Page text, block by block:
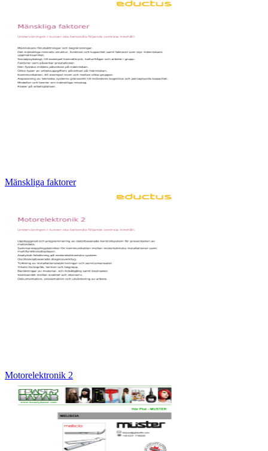
Mänskliga faktorer
Motorelektronik 2